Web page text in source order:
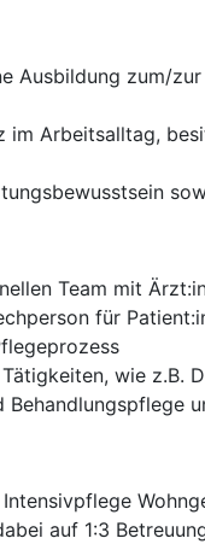
Ausbildung zum/
im Arbeitsalltag,
Team mit
für
wie z.B.
auf 1:3